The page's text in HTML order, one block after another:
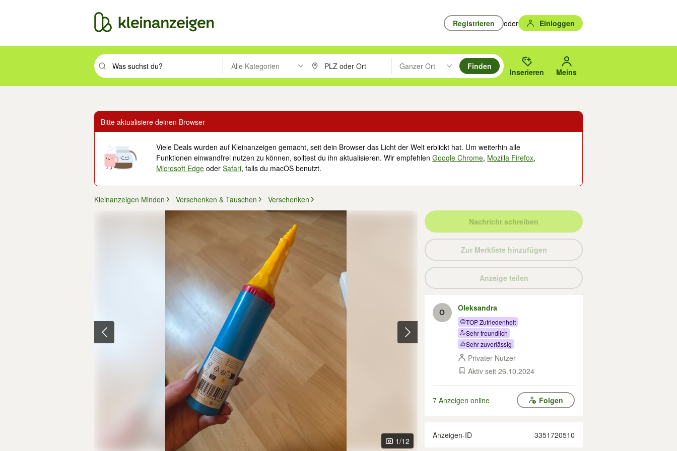
Registrieren oder Einloggen
Suchbegriff eingeben. Eingabetaste drücken um zu suchen, oder Vorschläge mit den Pfeiltasten nach oben/unten durchsuchen und mit Eingabetaste auswählen.
Alle Kategorien PLZ oder Ort eingeben. Eingabetaste drücken um zu suchen, oder Vorschläge mit den Pfeiltasten nach oben/
Ganzer Ort
Suche im Umkreis des gewählten Orts oder PLZ.
Finden
Inserieren Meins
Bitte aktualisiere deinen Browser
Viele Deals wurden auf Kleinanzeigen gemacht, seit dein Browser das Licht der Welt erblickt hat. Um weiterhin alle
Funktionen einwandfrei nutzen zu können, solltest du ihn aktualisieren. Wir empfehlenGoogle Chrome, Mozilla Firefox,
Microsoft Edge oderSafari, falls du macOS benutzt.
Kleinanzeigen Minden Verschenken & Tauschen Verschenken
1/12
Nachricht schreiben
Zur Merkliste hinzufügen
Anzeige teilen
O Oleksandra
TOP Zufriedenheit
Sehr freundlich
Sehr zuverlässig
Privater Nutzer
Aktiv seit 26.10.2024
7 Anzeigen online Folgen
Anzeigen-ID 3351720510